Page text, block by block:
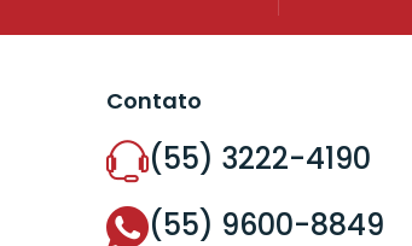
Contato
(55) 3222-4190
(55) 9600-8849